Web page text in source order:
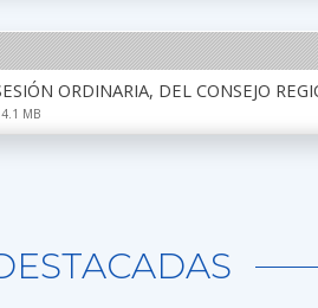
ORDINARIA, DEL CONSEJO
MB